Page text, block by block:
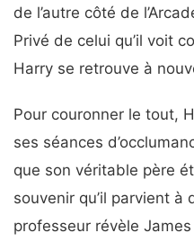
de l’autre côté de
Privé de celui qu’il voit
Harry se retrouve à
Pour couronner le tout,
ses séances
que son véritable père
souvenir qu’il parvient à
professeur révèle